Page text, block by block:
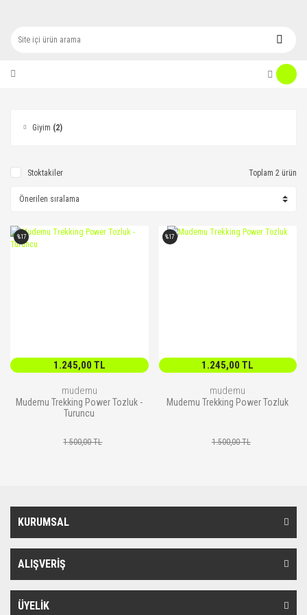
Giyim (2)
Stoktakiler Toplam 2 ürün
%17
1.245,00 TL
mudemu
Mudemu Trekking Power Tozluk -
Turuncu
1.500,00 TL
%17
1.245,00 TL
mudemu
Mudemu Trekking Power Tozluk
1.500,00 TL
KURUMSAL
ALIŞVERİŞ
ÜYELİK